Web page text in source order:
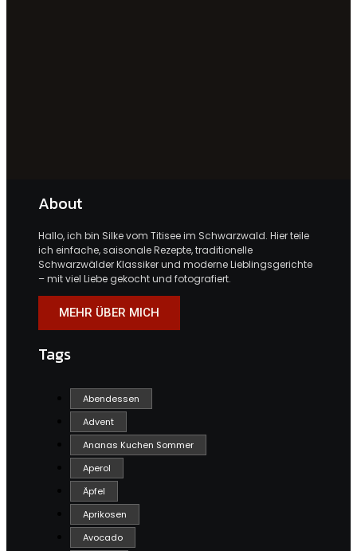
About
Hallo, ich bin Silke vom Titisee im Schwarzwald. Hier teile
ich einfache, saisonale Rezepte, traditionelle
Schwarzwälder Klassiker und moderne Lieblingsgerichte
– mit viel Liebe gekocht und fotografiert.
MEHR ÜBER MICH
Tags
Abendessen
Advent
Ananas Kuchen Sommer
Aperol
Äpfel
Aprikosen
Avocado